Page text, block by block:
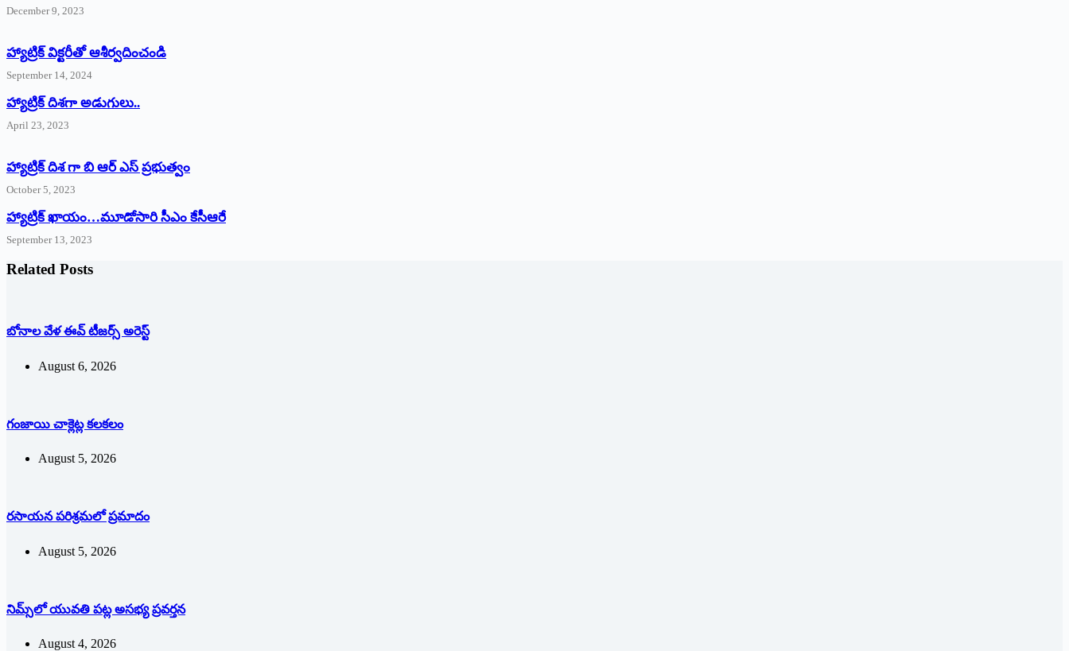
December 9, 2023
హ్యాట్రిక్‌ ‌విక్టరీతో ఆశీర్వదించండి
September 14, 2024
‌హ్యాట్రిక్‌ ‌దిశగా అడుగులు..
April 23, 2023
హ్యాట్రిక్ దిశ గా బి ఆర్ ఎస్ ప్రభుత్వం
October 5, 2023
హ్యాట్రిక్‌ ‌ఖాయం…మూడోసారి సీఎం కేసీఆరే
September 13, 2023
Related Posts
బోనాల వేళ ఈవ్‌ ‌టీజర్స్ అరెస్ట్
August 6, 2026
గంజాయి చాక్లెట్ల కలకలం
August 5, 2026
రసాయన పరిశ్రమలో ప్రమాదం
August 5, 2026
నిమ్స్‌లో యువతి పట్ల అసభ్య ప్రవర్తన
August 4, 2026